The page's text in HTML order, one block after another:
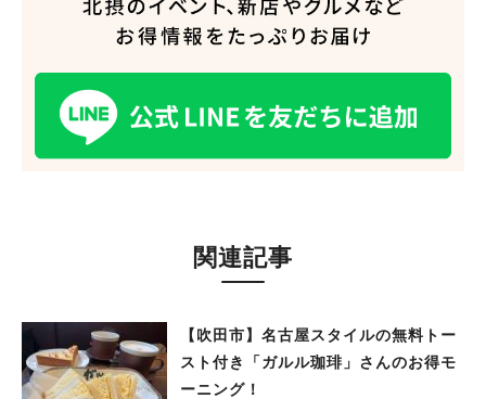
関連記事
【吹田市】名古屋スタイルの無料トー
スト付き「ガルル珈琲」さんのお得モ
ーニング！